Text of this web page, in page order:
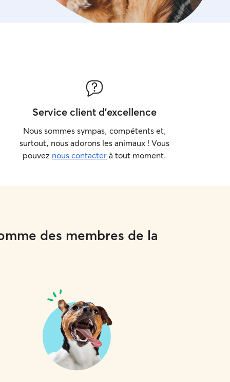
inclus dans le tarif de
supplément promenade.
Service client d'excellence
Nous sommes sympas, compétents et,
surtout, nous adorons les animaux ! Vous
pouvez nous contacter à tout moment.
des membres de la